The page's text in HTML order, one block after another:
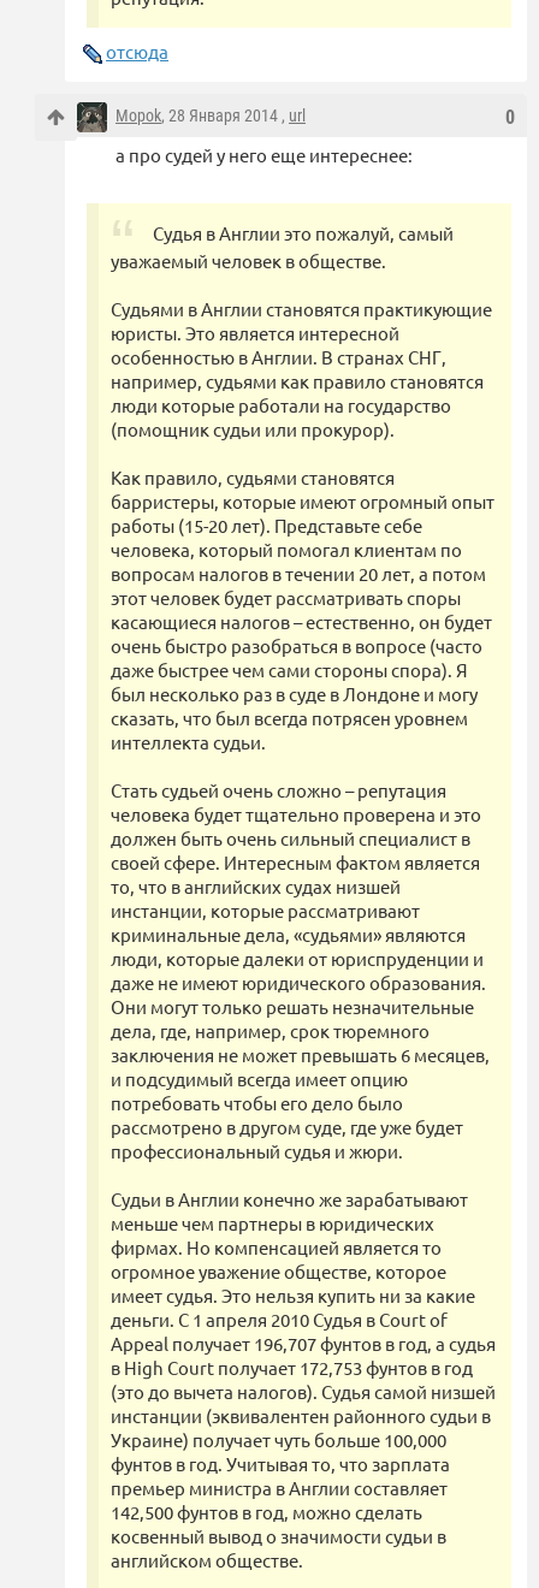
отсюда
0
Mopok, 28 Января 2014 , url
а про судей у него еще интереснее:
Судья в Англии это пожалуй, самый
уважаемый человек в обществе.
Судьями в Англии становятся практикующие
юристы. Это является интересной
особенностью в Англии. В странах СНГ,
например, судьями как правило становятся
люди которые работали на государство
(помощник судьи или прокурор).
Как правило, судьями становятся
барристеры, которые имеют огромный опыт
работы (15-20 лет). Представьте себе
человека, который помогал клиентам по
вопросам налогов в течении 20 лет, а потом
этот человек будет рассматривать споры
касающиеся налогов – естественно, он будет
очень быстро разобраться в вопросе (часто
даже быстрее чем сами стороны спора). Я
был несколько раз в суде в Лондоне и могу
сказать, что был всегда потрясен уровнем
интеллекта судьи.
Стать судьей очень сложно – репутация
человека будет тщательно проверена и это
должен быть очень сильный специалист в
своей сфере. Интересным фактом является
то, что в английских судах низшей
инстанции, которые рассматривают
криминальные дела, «судьями» являются
люди, которые далеки от юриспруденции и
даже не имеют юридического образования.
Они могут только решать незначительные
дела, где, например, срок тюремного
заключения не может превышать 6 месяцев,
и подсудимый всегда имеет опцию
потребовать чтобы его дело было
рассмотрено в другом суде, где уже будет
профессиональный судья и жюри.
Судьи в Англии конечно же зарабатывают
меньше чем партнеры в юридических
фирмах. Но компенсацией является то
огромное уважение обществе, которое
имеет судья. Это нельзя купить ни за какие
деньги. С 1 апреля 2010 Судья в Court of
Appeal получает 196,707 фунтов в год, а судья
в High Court получает 172,753 фунтов в год
(это до вычета налогов). Судья самой низшей
инстанции (эквивалентен районного судьи в
Украине) получает чуть больше 100,000
фунтов в год. Учитывая то, что зарплата
премьер министра в Англии составляет
142,500 фунтов в год, можно сделать
косвенный вывод о значимости судьи в
английском обществе.